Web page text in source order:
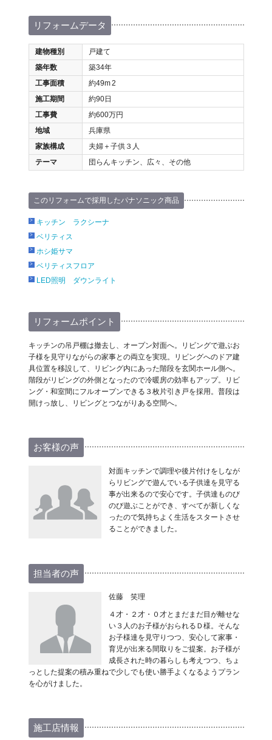
リフォームデータ
建物種別
戸建て
築年数
築34年
工事面積
約49m2
施工期間
約90日
工事費
約600万円
地域
兵庫県
家族構成
夫婦＋子供３人
テーマ
団らんキッチン、広々、その他
このリフォームで採用したパナソニック商品
キッチン ラクシーナ
ベリティス
ホシ姫サマ
ベリティスフロア
LED照明 ダウンライト
リフォームポイント
キッチンの吊戸棚は撤去し、オープン対面へ。リビングで遊ぶお
子様を見守りながらの家事との両立を実現。リビングへのドア建
具位置を移設して、リビング内にあった階段を玄関ホール側へ。
階段がリビングの外側となったので冷暖房の効率もアップ。リビ
ング・和室間にフルオープンできる３枚片引き戸を採用。普段は
開けっ放し、リビングとつながりある空間へ。
お客様の声
対面キッチンで調理や後片付けをしなが
らリビングで遊んでいる子供達を見守る
事が出来るので安心です。子供達ものび
のび遊ぶことができ、すべてが新しくな
ったので気持ちよく生活をスタートさせ
ることができました。
担当者の声
佐藤 笑理
４才・２才・０才とまだまだ目が離せな
い３人のお子様がおられるＤ様。そんな
お子様達を見守りつつ、安心して家事・
育児が出来る間取りをご提案。お子様が
成長された時の暮らしも考えつつ、ちょ
っとした提案の積み重ねで少しでも使い勝手よくなるようプラン
を心がけました。
施工店情報